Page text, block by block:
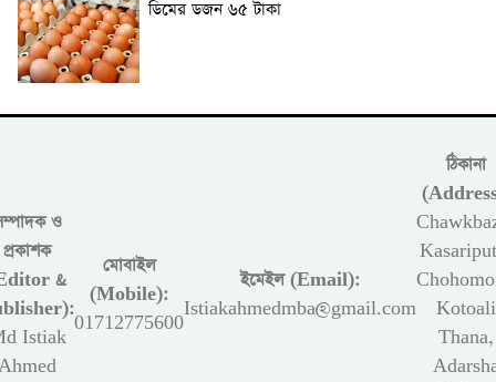
ডিমের ডজন ৬৫ টাকা
ও
প্রকাশক
&
Istiak
মোবাইল
(Mobile):
01712775600
ইমেইল (Email):
Istiakahmedmba@gmail.com
ঠিকানা
Kotoali
Thana,